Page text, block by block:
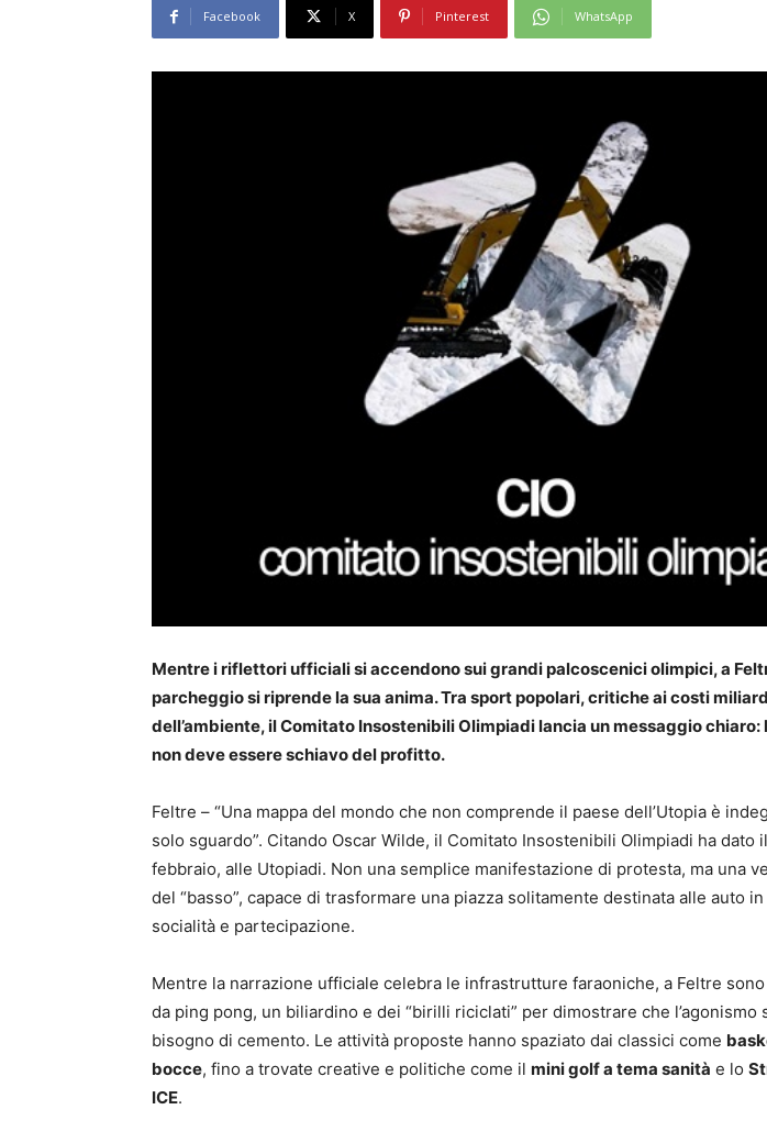
Facebook X Pinterest WhatsApp
Mentre i riflettori ufficiali si accendono sui grandi palcoscenici olimpici, a
parcheggio si riprende la sua anima. Tra sport popolari, critiche ai costi
dell’ambiente, il Comitato Insostenibili Olimpiadi lancia un messaggio
non deve essere schiavo del profitto.
Feltre – “Una mappa del mondo che non comprende il paese dell’Utopia è
solo sguardo”. Citando Oscar Wilde, il Comitato Insostenibili Olimpiadi ha dato
febbraio, alle Utopiadi. Non una semplice manifestazione di protesta, ma una
del “basso”, capace di trasformare una piazza solitamente destinata alle auto
socialità e partecipazione.
Mentre la narrazione ufficiale celebra le infrastrutture faraoniche, a Feltre
da ping pong, un biliardino e dei “birilli riciclati” per dimostrare che l’agonismo
bisogno di cemento. Le attività proposte hanno spaziato dai classici come
bocce, fino a trovate creative e politiche come il mini golf a tema sanità e lo
ICE.